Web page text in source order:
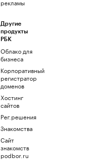
рекламы
Другие
продукты
РБК
Облако для
бизнеса
Корпоративный
регистратор
доменов
Хостинг
сайтов
Рег.решения
Знакомства
Сайт
знакомств
podbor.ru